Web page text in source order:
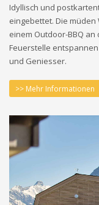
Idyllisch und
eingebettet. Die
einem Outdoor-BBQ
Feuerstelle
und Geniesser.
>> Mehr Informationen